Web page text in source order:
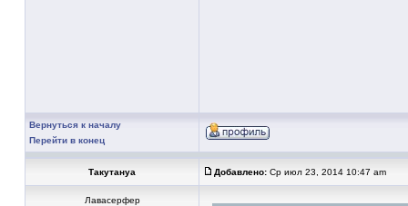
Вернуться к началу
Перейти в конец
Такутануа Добавлено: Ср июл 23, 2014 10:47 am
Лавасерфер